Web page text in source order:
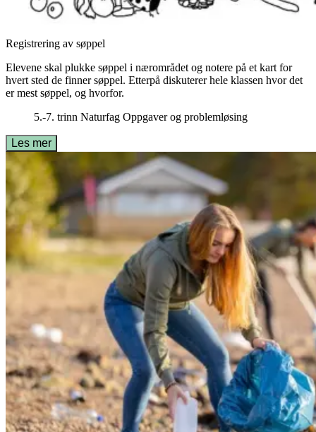
Registrering av søppel
Elevene skal plukke søppel i nærområdet og notere på et kart for
hvert sted de finner søppel. Etterpå diskuterer hele klassen hvor det
er mest søppel, og hvorfor.
5.-7. trinn Naturfag Oppgaver og problemløsing
Les mer